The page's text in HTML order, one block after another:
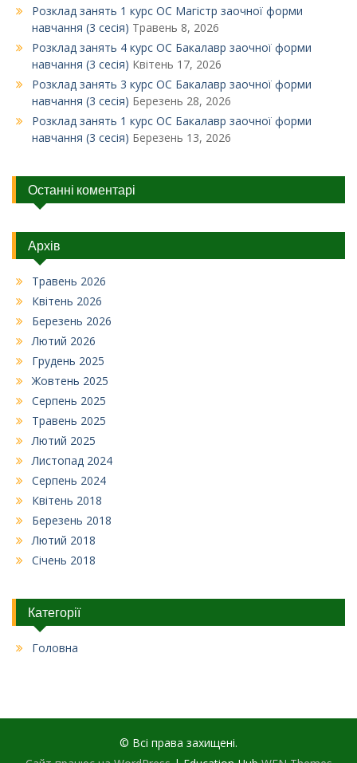
Розклад занять 1 курс ОС Магістр заочної форми
навчання (3 сесія) Травень 8, 2026
Розклад занять 4 курс ОС Бакалавр заочної форми
навчання (3 сесія) Квітень 17, 2026
Розклад занять 3 курс ОС Бакалавр заочної форми
навчання (3 сесія) Березень 28, 2026
Розклад занять 1 курс ОС Бакалавр заочної форми
навчання (3 сесія) Березень 13, 2026
Останні коментарі
Архів
Травень 2026
Квітень 2026
Березень 2026
Лютий 2026
Грудень 2025
Жовтень 2025
Серпень 2025
Травень 2025
Лютий 2025
Листопад 2024
Серпень 2024
Квітень 2018
Березень 2018
Лютий 2018
Січень 2018
Категорії
Головна
© Всі права захищені.